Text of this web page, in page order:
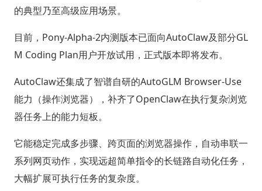
的典型乃至高级应用场景。
目前，Pony-Alpha-2内测版本已面向AutoClaw及部分GL
M Coding Plan用户开放试用，正式版本即将发布。
AutoClaw还集成了智谱自研的AutoGLM Browser-Use
能力（操作浏览器），补齐了OpenClaw在执行复杂浏览
器任务上的能力短板。
它能稳定完成多步骤、跨页面的浏览器操作，自动串联一
系列网页动作，实现远超简单指令的长链路自动化任务，
大幅扩展可执行任务的复杂度。